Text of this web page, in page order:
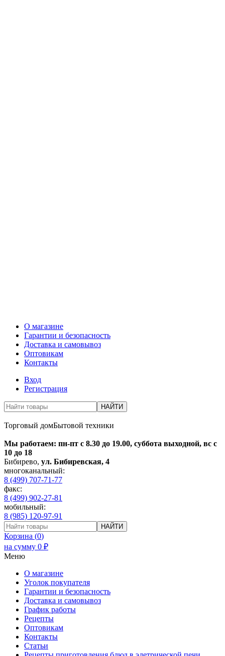
О магазине
Гарантии и безопасность
Доставка и самовывоз
Оптовикам
Контакты
Вход
Регистрация
НАЙТИ
Торговый домБытовой техники
Мы работаем: пн-пт с 8.30 до 19.00, суббота выходной, вс с
10 до 18
Бибирево, ул. Бибиревская, 4
многоканальный:
8 (499) 707-71-77
факс:
8 (499) 902-27-81
мобильный:
8 (985) 120-97-91
НАЙТИ
Корзина (0)
на сумму 0 ₽
Меню
О магазине
Уголок покупателя
Гарантии и безопасность
Доставка и самовывоз
График работы
Рецепты
Оптовикам
Контакты
Статьи